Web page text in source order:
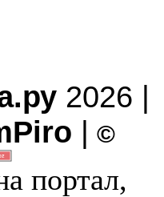
2026 |
| ©
портал,